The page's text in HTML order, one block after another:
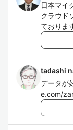
日本マイ
クラウド
ておりま
tadashi
データが
e.com/